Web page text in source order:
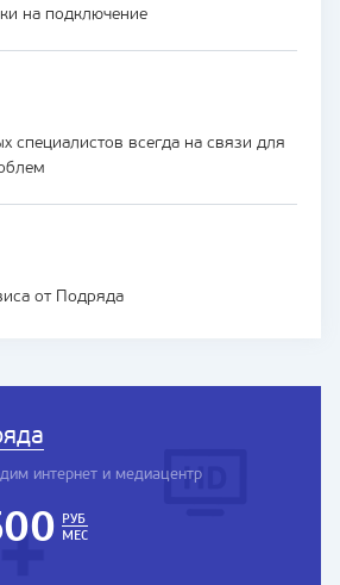
на подключение
специалистов всегда на связи для
от Подряда
интернет и медиацентр
РУБ
МЕС